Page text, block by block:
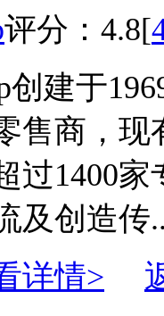
评分： 4.8[
创建于
售商，现
过1400
及创造传
详情>